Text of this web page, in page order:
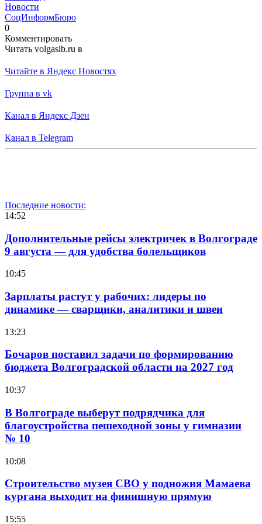
Новости
СоцИнформБюро
0
Комментировать
Читать volgasib.ru в
Читайте в Яндекс Новостях
Группа в vk
Канал в Яндекс Дзен
Канал в Telegram
Последние новости:
14:52
Дополнительные рейсы электричек в Волгограде
9 августа — для удобства болельщиков
10:45
Зарплаты растут у рабочих: лидеры по
динамике — сварщики, аналитики и швеи
13:23
Бочаров поставил задачи по формированию
бюджета Волгоградской области на 2027 год
10:37
В Волгограде выберут подрядчика для
благоустройства пешеходной зоны у гимназии
№ 10
10:08
Строительство музея СВО у подножия Мамаева
кургана выходит на финишную прямую
15:55